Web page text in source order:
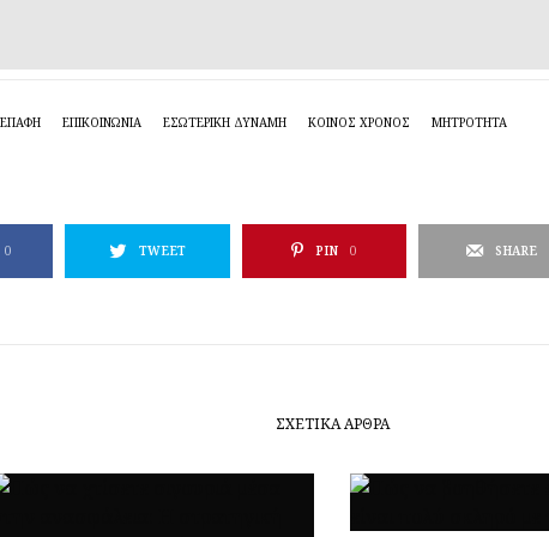
ΕΠΑΦΗ ΕΠΙΚΟΙΝΩΝΙΑ ΕΣΩΤΕΡΙΚΉ ΔΎΝΑΜΗ ΚΟΙΝΌΣ ΧΡΌΝΟΣ
ΜΗΤΡΌΤΗΤΑ
0 TWEET PIN 0 SHARE
ΣΧΕΤΙΚΆ ΆΡΘΡΑ